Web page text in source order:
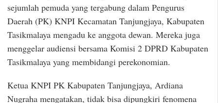
sejumlah pemuda yang tergabung dalam Pengurus
Daerah (PK) KNPI Kecamatan Tanjungjaya, Kabupaten
Tasikmalaya mengadu ke anggota dewan. Mereka juga
menggelar audiensi bersama Komisi 2 DPRD Kabupaten
Tasikmalaya yang membidangi perekonomian.
Ketua KNPI PK Kabupaten Tanjungjaya, Ardiana
Nugraha mengatakan, tidak bisa dipungkiri fenomena